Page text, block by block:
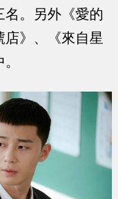
。另外《愛的
》、《來自星